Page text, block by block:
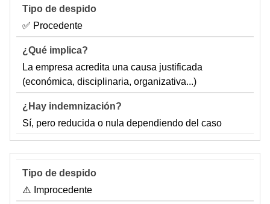
✅ Procedente
La empresa acredita una causa justificada
(económica, disciplinaria, organizativa...)
Sí, pero reducida o nula dependiendo del caso
⚠️ Improcedente